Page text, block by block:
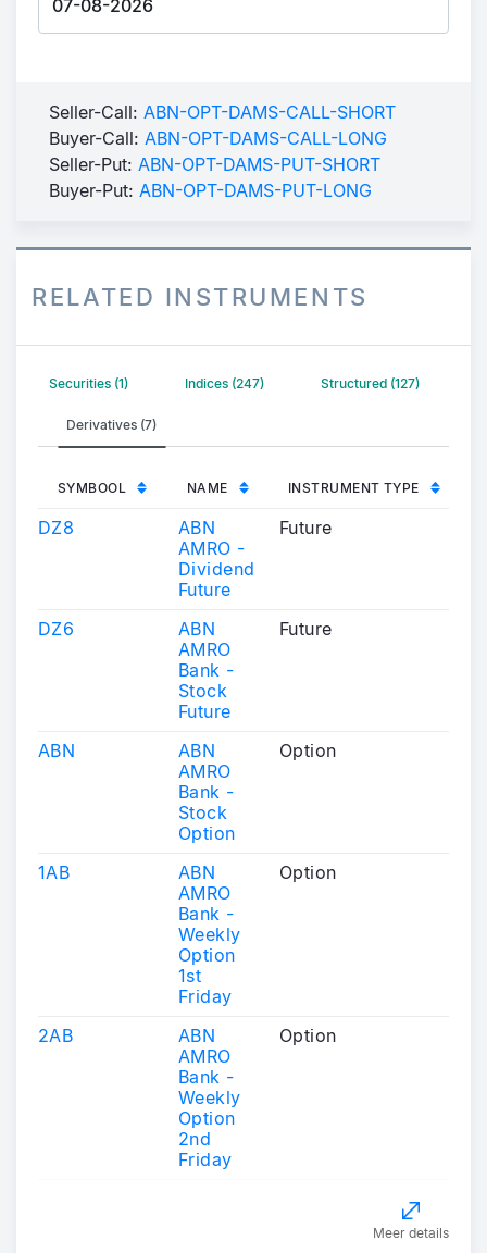
Seller-Call: ABN-OPT-DAMS-CALL-SHORT
Buyer-Call: ABN-OPT-DAMS-CALL-LONG
Seller-Put: ABN-OPT-DAMS-PUT-SHORT
Buyer-Put: ABN-OPT-DAMS-PUT-LONG
RELATED INSTRUMENTS
Securities (1) Indices (247) Structured (127)
Derivatives (7)
SYMBOOL NAME INSTRUMENT TYPE
DZ8
ABN
AMRO -
Dividend
Future
Future
DZ6
ABN
AMRO
Bank -
Stock
Future
Future
ABN
ABN
AMRO
Bank -
Stock
Option
Option
1AB
ABN
AMRO
Bank -
Weekly
Option
1st
Friday
Option
2AB
ABN
AMRO
Bank -
Weekly
Option
2nd
Friday
Option
Meer details